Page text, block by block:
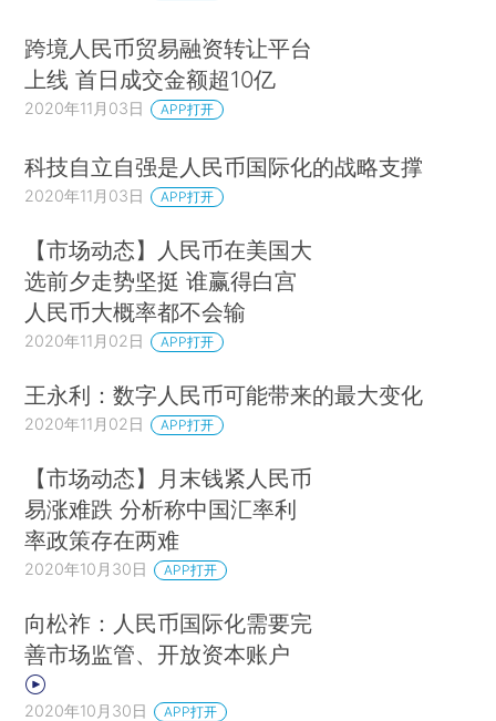
跨境人民币贸易融资转让平台
上线 首日成交金额超10亿
2020年11月03日 APP打开
科技自立自强是人民币国际化的战略支撑
2020年11月03日 APP打开
【市场动态】人民币在美国大
选前夕走势坚挺 谁赢得白宫
人民币大概率都不会输
2020年11月02日 APP打开
王永利：数字人民币可能带来的最大变化
2020年11月02日 APP打开
【市场动态】月末钱紧人民币
易涨难跌 分析称中国汇率利
率政策存在两难
2020年10月30日 APP打开
向松祚：人民币国际化需要完
善市场监管、开放资本账户
2020年10月30日 APP打开